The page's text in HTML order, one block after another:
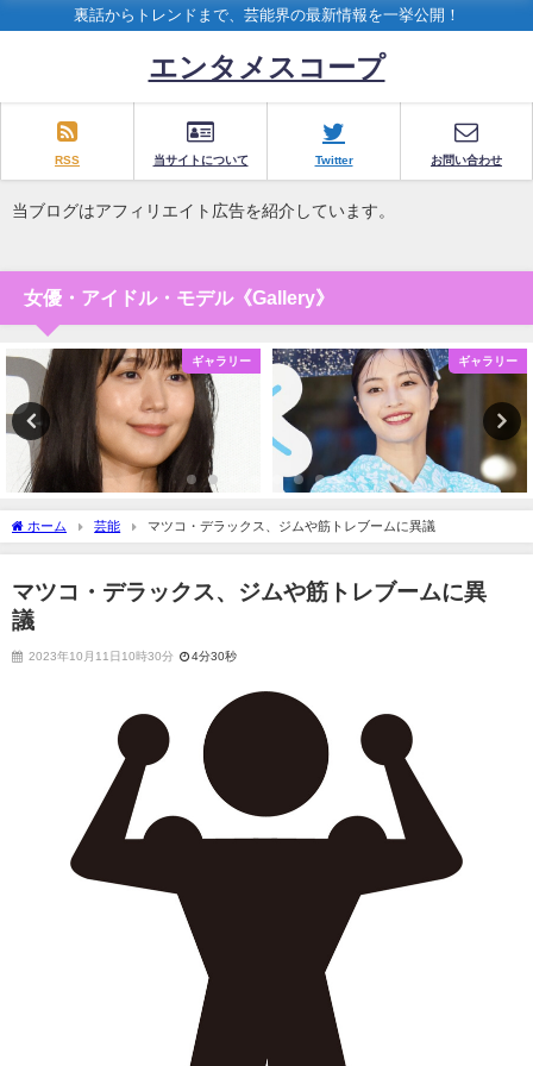
裏話からトレンドまで、芸能界の最新情報を一挙公開！
エンタメスコープ
RSS 当サイトについて Twitter お問い合わせ
当ブログはアフィリエイト広告を紹介しています。
女優・アイドル・モデル《Gallery》
ギャラリー ギャラリー
ホーム 芸能 マツコ・デラックス、ジムや筋トレブームに異議
マツコ・デラックス、ジムや筋トレブームに異
議
2023年10月11日10時30分 4分30秒